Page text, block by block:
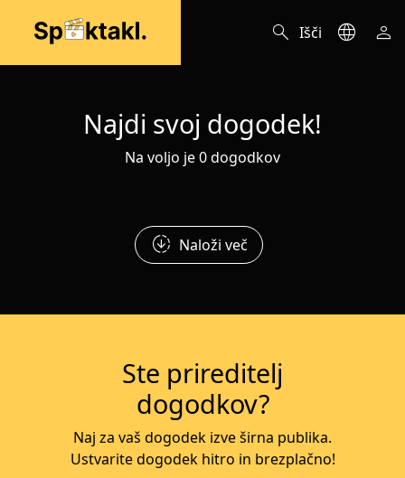
search Išči language person
Najdi svoj dogodek!
Na voljo je 0 dogodkov
downloading Naloži več
Ste prireditelj
dogodkov?
Naj za vaš dogodek izve širna publika.
Ustvarite dogodek hitro in brezplačno!